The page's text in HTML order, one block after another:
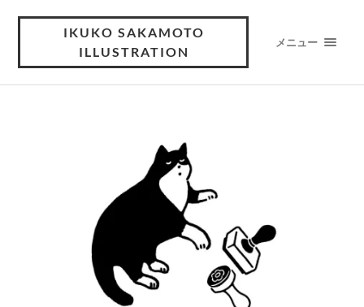
IKUKO SAKAMOTO
ILLUSTRATION
メニュー